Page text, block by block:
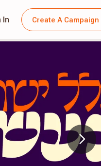
In Create A Campaign